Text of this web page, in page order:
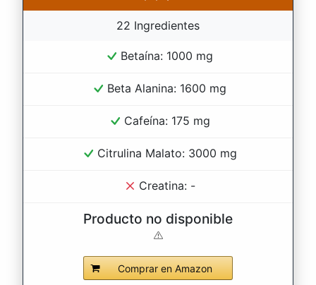
22 Ingredientes
Betaína: 1000 mg
Beta Alanina: 1600 mg
Cafeína: 175 mg
Citrulina Malato: 3000 mg
Creatina: -
Producto no disponible
Comprar en Amazon